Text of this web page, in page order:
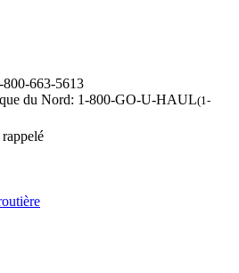
800-663-5613
du Nord: 1-800-GO-U-HAUL(1-